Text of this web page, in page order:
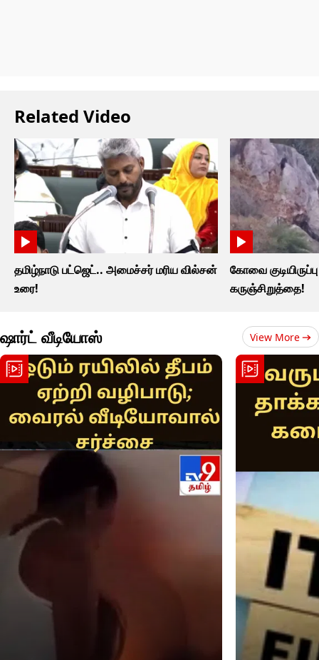
Related Video
தமிழ்நாடு பட்ஜெட்.. அமைச்சர் மரிய வில்சன்
உரை!
கோவை குடியிருப்பு
கருஞ்சிறுத்தை!
ஷார்ட் வீடியோஸ் View More